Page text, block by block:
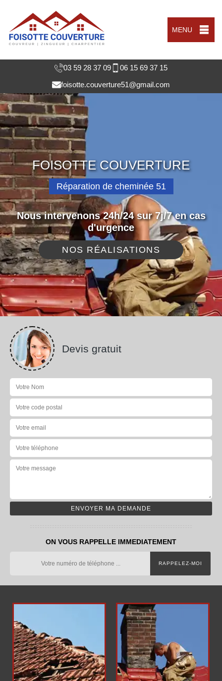
MENU
03 59 28 37 09
06 15 69 37 15
foisotte.couverture51@gmail.com
FOISOTTE COUVERTURE
Réparation de cheminée 51
Nous intervenons 24h/24 sur 7j/7 en cas
d'urgence
NOS RÉALISATIONS
Devis gratuit
ON VOUS RAPPELLE IMMEDIATEMENT